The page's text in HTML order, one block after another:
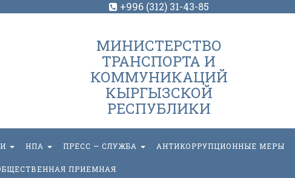
+996 (312) 31-43-85
МИНИСТЕРСТВО
ТРАНСПОРТА И
КОММУНИКАЦИЙ
КЫРГЫЗСКОЙ
РЕСПУБЛИКИ
НПА ПРЕСС — СЛУЖБА АНТИКОРРУПЦИОННЫЕ МЕРЫ
ПРИЕМНАЯ